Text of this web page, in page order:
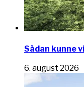
Sådan kunne
6. august 2026